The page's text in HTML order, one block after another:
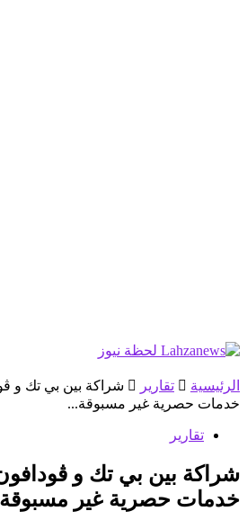
الرئيسية تقارير
شراكة بين بي تك و
خدمات حصرية غير مسبوقة...
تقارير
شراكة بين بي تك و
خدمات حصرية غير مسبوقة